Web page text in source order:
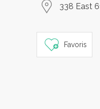
338 East
Favoris